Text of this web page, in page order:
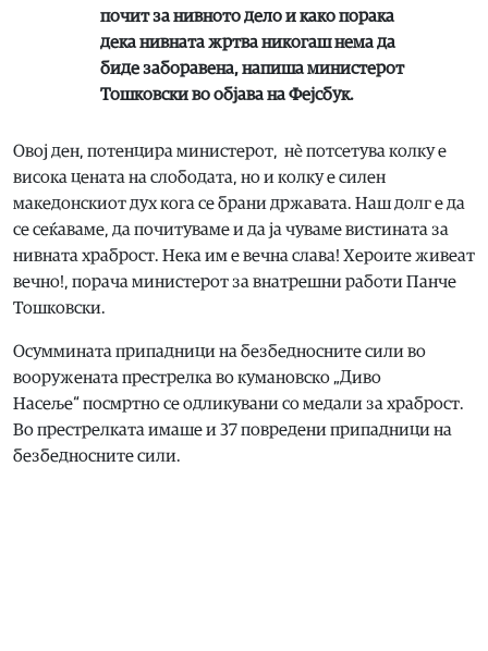
почит за нивното дело и како порака
дека нивната жртва никогаш нема да
биде заборавена, напиша министерот
Тошковски во објава на Фејсбук.
Овој ден, потенцира министерот, нè потсетува колку е
висока цената на слободата, но и колку е силен
македонскиот дух кога се брани државата. Наш долг е да
се сеќаваме, да почитуваме и да ја чуваме вистината за
нивната храброст. Нека им е вечна слава! Хероите живеат
вечно!, порача министерот за внатрешни работи Панче
Тошковски.
Осуммината припадници на безбедносните сили во
вооружената престрелка во кумановско „Диво
Насеље“ посмртно се одликувани со медали за храброст.
Во престрелката имаше и 37 повредени припадници на
безбедносните сили.